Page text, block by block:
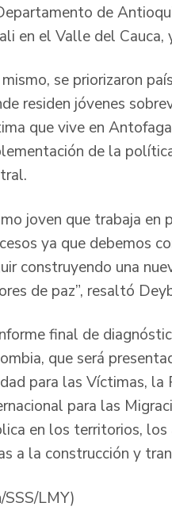
de
en el Valle del Cauca,
se priorizaron
residen jóvenes
que vive en
de la
joven que trabaja en
ya que debemos
construyendo una
de paz”, resaltó
final de
que será
para las Víctimas, la
para las
en los territorios, los
a la construcción y
SSS/LMY)